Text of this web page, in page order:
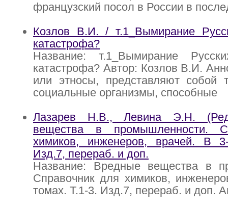
французский посол в России в
Козлов В.И. / т.1_Вымирание
катастрофа?
Название: т.1_Вымирание
катастрофа? Автор: Козлов В.И.
или этносы, представляют собой
социальные организмы, способные
Лазарев Н.В., Левина Э.Н.
вещества в промышленности.
химиков, инженеров, врачей. В
Изд.7, перераб. и доп.
Название: Вредные вещества в
Справочник для химиков,
томах. Т.1-3. Изд.7, перераб. и доп.